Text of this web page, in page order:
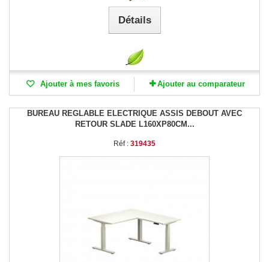
Détails
Ajouter à mes favoris Ajouter au comparateur
BUREAU REGLABLE ELECTRIQUE ASSIS DEBOUT AVEC
RETOUR SLADE L160XP80CM...
Réf : 319435